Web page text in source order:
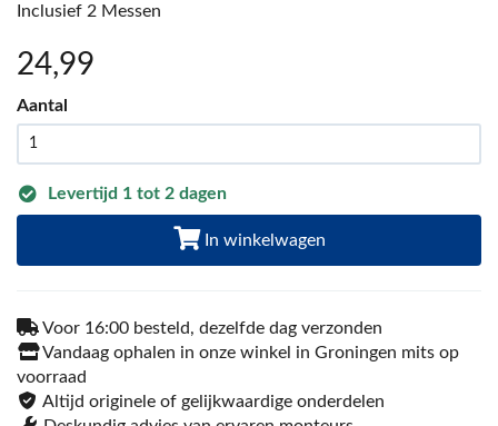
Inclusief 2 Messen
24,99
Aantal
Levertijd 1 tot 2 dagen
In winkelwagen
Voor 16:00 besteld, dezelfde dag verzonden
Vandaag ophalen in onze winkel in Groningen mits op
voorraad
Altijd originele of gelijkwaardige onderdelen